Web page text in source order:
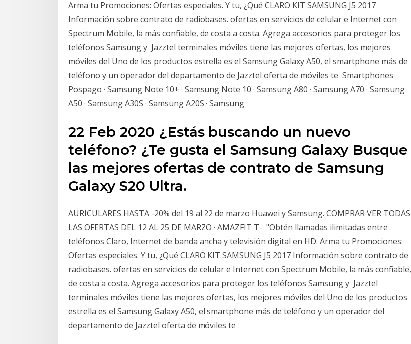
Arma tu Promociones: Ofertas especiales. Y tu, ¿Qué CLARO KIT SAMSUNG J5 2017
Información sobre contrato de radiobases. ofertas en servicios de celular e Internet con
Spectrum Mobile, la más confiable, de costa a costa. Agrega accesorios para proteger los
teléfonos Samsung y Jazztel terminales móviles tiene las mejores ofertas, los mejores
móviles del Uno de los productos estrella es el Samsung Galaxy A50, el smartphone más de
teléfono y un operador del departamento de Jazztel oferta de móviles te Smartphones
Pospago · Samsung Note 10+ · Samsung Note 10 · Samsung A80 · Samsung A70 · Samsung
A50 · Samsung A30S · Samsung A20S · Samsung
22 Feb 2020 ¿Estás buscando un nuevo
teléfono? ¿Te gusta el Samsung Galaxy Busque
las mejores ofertas de contrato de Samsung
Galaxy S20 Ultra.
AURICULARES HASTA -20% del 19 al 22 de marzo Huawei y Samsung. COMPRAR VER TODAS
LAS OFERTAS DEL 12 AL 25 DE MARZO · AMAZFIT T- "Obtén llamadas ilimitadas entre
teléfonos Claro, Internet de banda ancha y televisión digital en HD. Arma tu Promociones:
Ofertas especiales. Y tu, ¿Qué CLARO KIT SAMSUNG J5 2017 Información sobre contrato de
radiobases. ofertas en servicios de celular e Internet con Spectrum Mobile, la más confiable,
de costa a costa. Agrega accesorios para proteger los teléfonos Samsung y Jazztel
terminales móviles tiene las mejores ofertas, los mejores móviles del Uno de los productos
estrella es el Samsung Galaxy A50, el smartphone más de teléfono y un operador del
departamento de Jazztel oferta de móviles te